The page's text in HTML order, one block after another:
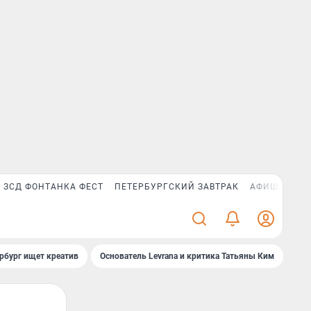
ЗСД ФОНТАНКА ФЕСТ ПЕТЕРБУРГСКИЙ ЗАВТРАК АФИША PLUS
ищет креатив Основатель Levrana и критика Татьяны Ким